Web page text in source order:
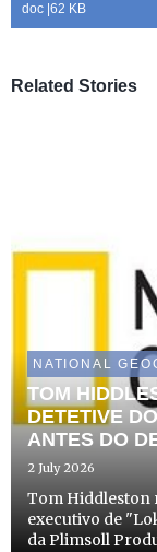
doc 62 KB
Related Stories
TOM
DETETIVE
ANTES DO
DA
ÚLTIMAS
2 July 2026
Tom Hiddleston
executivo de
da Plimsoll